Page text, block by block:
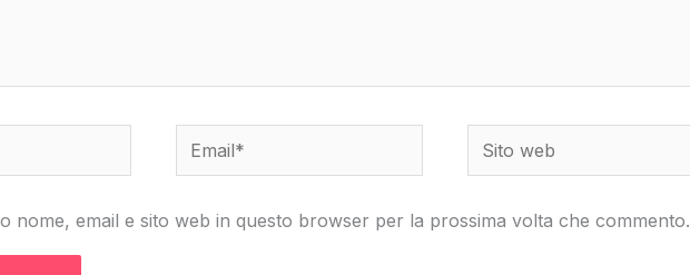
Email*
Sito
web
nome, email e sito web in questo browser per la prossima volta che commento.